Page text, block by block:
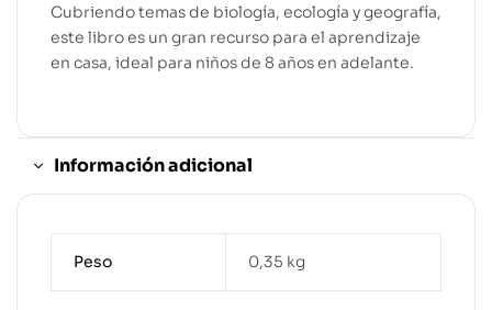
Cubriendo temas de biología, ecología y geografía,
este libro es un gran recurso para el aprendizaje
en casa, ideal para niños de 8 años en adelante.
Información adicional
Peso 0,35 kg